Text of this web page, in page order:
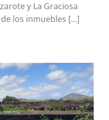
y La Graciosa
los inmuebles [...]